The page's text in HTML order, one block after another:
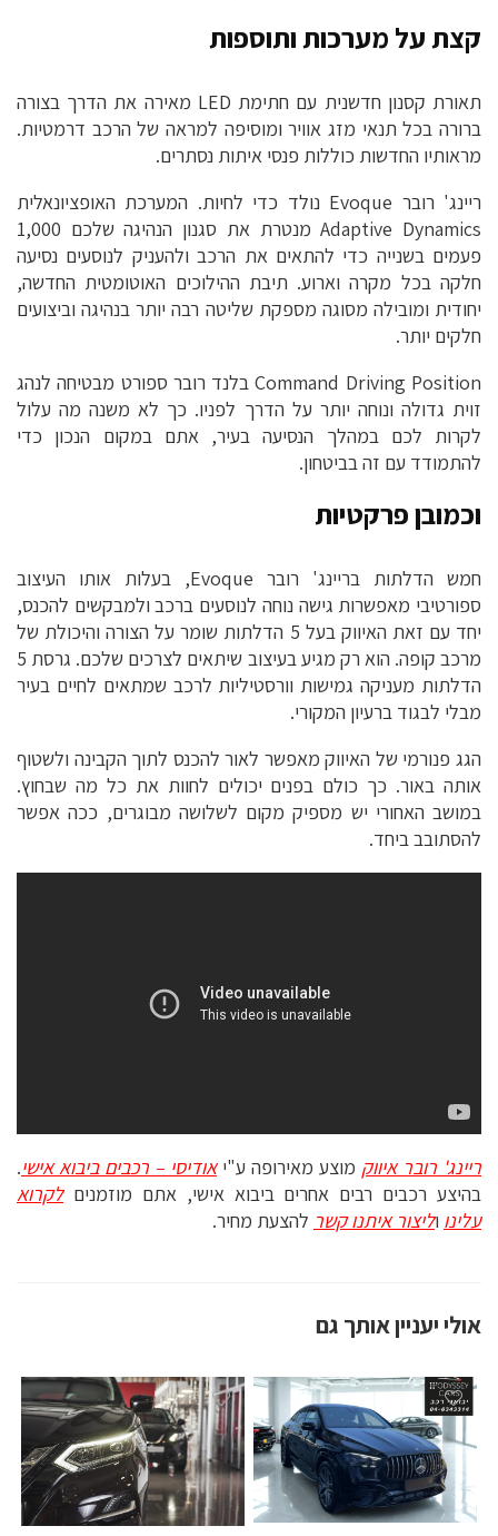
קצת על מערכות ותוספות
תאורת קסנון חדשנית עם חתימת LED מאירה את הדרך בצורה
ברורה בכל תנאי מזג אוויר ומוסיפה למראה של הרכב דרמטיות.
מראותיו החדשות כוללות פנסי איתות נסתרים.
ריינג' רובר Evoque נולד כדי לחיות. המערכת האופציונאלית
Adaptive Dynamics מנטרת את סגנון הנהיגה שלכם 1,000
פעמים בשנייה כדי להתאים את הרכב ולהעניק לנוסעים נסיעה
חלקה בכל מקרה וארוע. תיבת ההילוכים האוטומטית החדשה,
יחודית ומובילה מסוגה מספקת שליטה רבה יותר בנהיגה וביצועים
חלקים יותר.
Command Driving Position בלנד רובר ספורט מבטיחה לנהג
זוית גדולה ונוחה יותר על הדרך לפניו. כך לא משנה מה עלול
לקרות לכם במהלך הנסיעה בעיר, אתם במקום הנכון כדי
להתמודד עם זה בביטחון.
וכמובן פרקטיות
חמש הדלתות בריינג' רובר Evoque, בעלות אותו העיצוב
ספורטיבי מאפשרות גישה נוחה לנוסעים ברכב ולמבקשים להכנס,
יחד עם זאת האיווק בעל 5 הדלתות שומר על הצורה והיכולת של
מרכב קופה. הוא רק מגיע בעיצוב שיתאים לצרכים שלכם. גרסת 5
הדלתות מעניקה גמישות וורסטיליות לרכב שמתאים לחיים בעיר
מבלי לבגוד ברעיון המקורי.
הגג פנורמי של האיווק מאפשר לאור להכנס לתוך הקבינה ולשטוף
אותה באור. כך כולם בפנים יכולים לחוות את כל מה שבחוץ.
במושב האחורי יש מספיק מקום לשלושה מבוגרים, ככה אפשר
להסתובב ביחד.
ריינג' רובר איווק מוצע מאירופה ע"יאודיסי – רכבים ביבוא אישי.
בהיצע רכבים רבים אחרים ביבוא אישי, אתם מוזמניםלקרוא
עלינו וליצור איתנו קשר להצעת מחיר.
אולי יעניין אותך גם